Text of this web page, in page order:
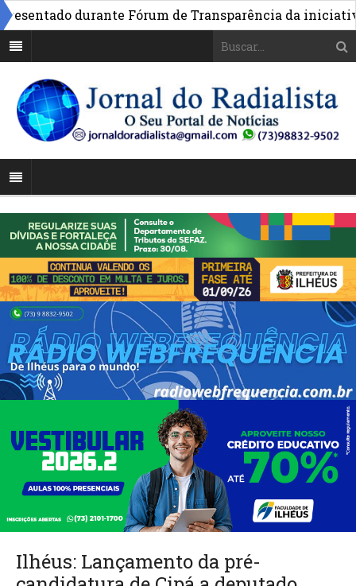
durante Fórum de Transparência da iniciativa
Ilhéus: Lançamento da pré-